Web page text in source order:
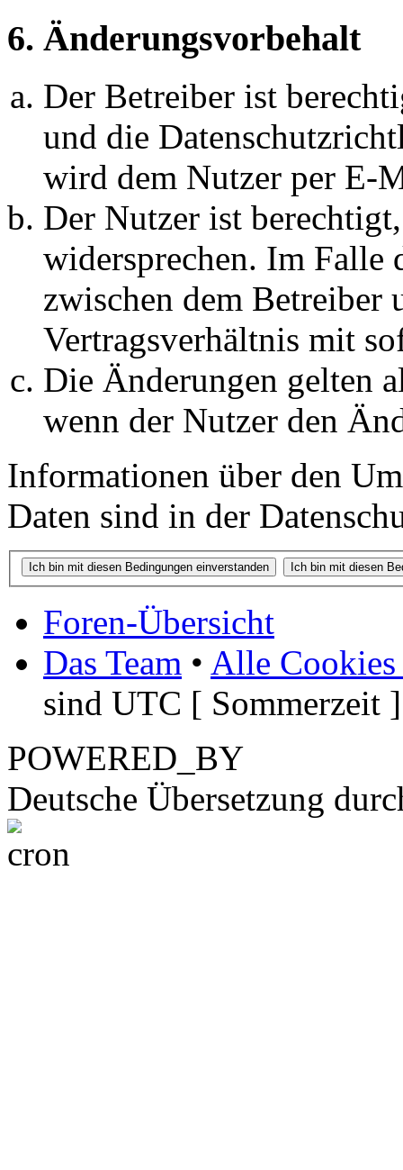
6. Änderungsvorbehalt
Der Betreiber ist
und die
wird dem Nutzer per E-
Der Nutzer ist
widersprechen. Im Falle
zwischen dem Betreiber
Vertragsverhältnis mit
Die Änderungen gelten
wenn der Nutzer den
Informationen über den
Daten sind in der
Foren-Übersicht
Das Team • Alle Cookies
sind UTC [ Sommerzeit ]
POWERED_BY
Deutsche Übersetzung